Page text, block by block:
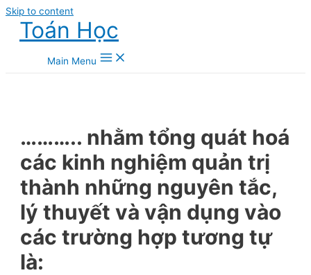
Skip to content
Toán Học
Main Menu
……….. nhằm tổng quát hoá
các kinh nghiệm quản trị
thành những nguyên tắc,
lý thuyết và vận dụng vào
các trường hợp tương tự
là: